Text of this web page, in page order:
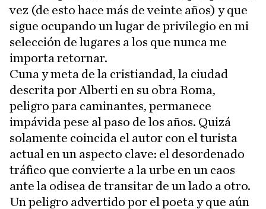
vez (de esto hace más de veinte años) y que
sigue ocupando un lugar de privilegio en mi
selección de lugares a los que nunca me
importa retornar.
Cuna y meta de la cristiandad, la ciudad
descrita por Alberti en su obra Roma,
peligro para caminantes, permanece
impávida pese al paso de los años. Quizá
solamente coincida el autor con el turista
actual en un aspecto clave: el desordenado
tráfico que convierte a la urbe en un caos
ante la odisea de transitar de un lado a otro.
Un peligro advertido por el poeta y que aún